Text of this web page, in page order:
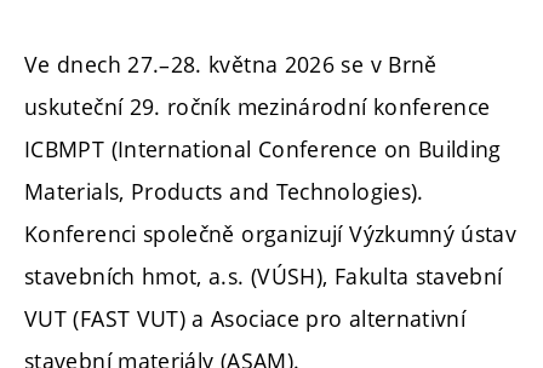
Ve dnech 27.–28. května 2026 se v Brně
uskuteční 29. ročník mezinárodní konference
ICBMPT (International Conference on Building
Materials, Products and Technologies).
Konferenci společně organizují Výzkumný ústav
stavebních hmot, a.s. (VÚSH), Fakulta stavební
VUT (FAST VUT) a Asociace pro alternativní
stavební materiály (ASAM).